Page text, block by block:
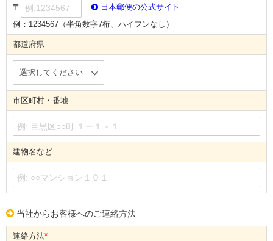
〒
日本郵便の公式サイト
例：1234567（半角数字7桁、ハイフンなし）
都道府県
市区町村・番地
建物名など
当社からお客様へのご連絡方法
連絡方法*